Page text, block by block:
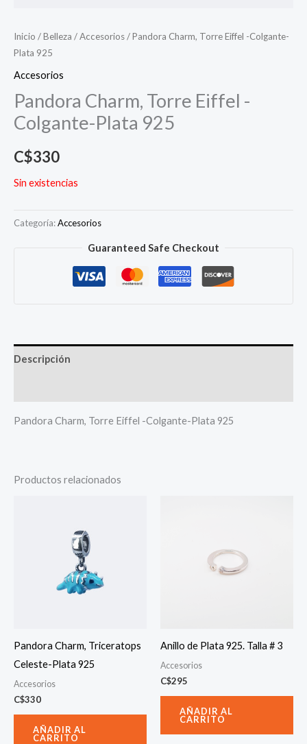
Inicio /Belleza /Accesorios/ Pandora Charm, Torre Eiffel -Colgante-
Plata 925
Accesorios
Pandora Charm, Torre Eiffel -
Colgante-Plata 925
C$330
Sin existencias
Categoría:Accesorios
Guaranteed Safe Checkout
Descripción
Pandora Charm, Torre Eiffel -Colgante-Plata 925
Productos relacionados
Pandora Charm, Triceratops
Celeste-Plata 925
Accesorios
C$330
AÑADIR AL
CARRITO
Anillo de Plata 925. Talla # 3
Accesorios
C$295
AÑADIR AL
CARRITO